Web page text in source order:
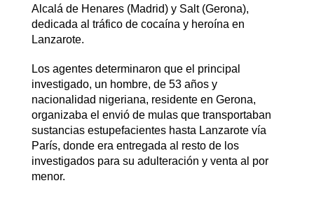
Alcalá de Henares (Madrid) y Salt (Gerona),
dedicada al tráfico de cocaína y heroína en
Lanzarote.
Los agentes determinaron que el principal
investigado, un hombre, de 53 años y
nacionalidad nigeriana, residente en Gerona,
organizaba el envió de mulas que transportaban
sustancias estupefacientes hasta Lanzarote vía
París, donde era entregada al resto de los
investigados para su adulteración y venta al por
menor.